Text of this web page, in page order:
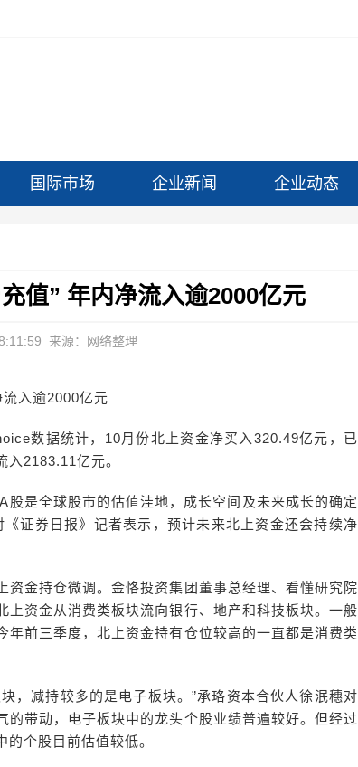
国际市场 企业新闻 企业动态
值” 年内净流入逾2000亿元
来源：网络整理
入逾2000亿元
数据统计，10月份北上资金净买入320.49亿元，已
2183.11亿元。
是全球股市的估值洼地，成长空间及未来成长的确定
证券日报》记者表示，预计未来北上资金还会持续净
金持仓微调。金恪投资集团董事总经理、看懂研究院
资金从消费类板块流向银行、地产和科技板块。一般
前三季度，北上资金持有仓位较高的一直都是消费类
，减持较多的是电子板块。”承珞资本合伙人徐泯穗对
的带动，电子板块中的龙头个股业绩普遍较好。但经过
个股目前估值较低。